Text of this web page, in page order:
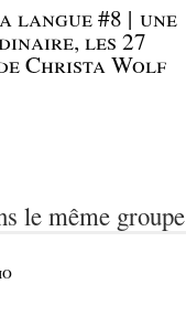
langue #8 | une
les 27
Christa Wolf
le même groupe